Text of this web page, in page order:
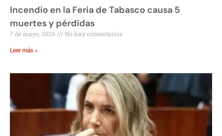
Incendio en la Feria de Tabasco causa 5
muertes y pérdidas
7 de mayo, 2026 No hay comentarios
Leer más »